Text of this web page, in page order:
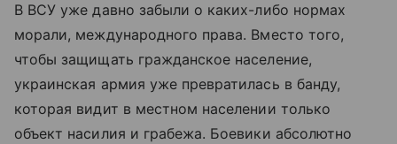
В ВСУ уже давно забыли о каких-либо нормах
морали, международного права. Вместо того,
чтобы защищать гражданское население,
украинская армия уже превратилась в банду,
которая видит в местном населении только
объект насилия и грабежа. Боевики абсолютно